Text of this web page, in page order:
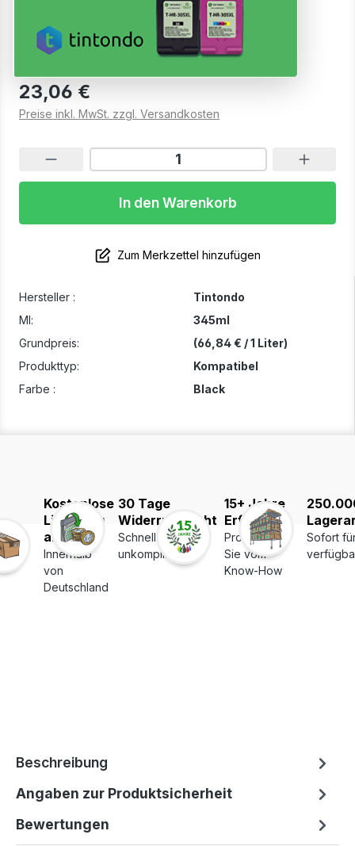
Hersteller :
Tintondo
Ml:
345ml
Grundpreis:
(66,84 € / 1 Liter)
Produkttyp:
Kompatibel
Farbe :
Black
32XL BKCMY 4er Set
Sofort verfügbar, Lieferzeit: 1-2 Werktage
23,06 €
Preise inkl. MwSt. zzgl. Versandkosten
In den Warenkorb
Zum Merkzettel hinzufügen
Kostenlose
Lieferung
ab 39€
Innerhalb
von
Deutschland
30 Tage
Widerrufsrecht
Schnell und
unkompliziert
15+ Jahre
Erfahrung
Profitieren
Sie vom
Know-How
Sofort
Beschreibung
Angaben zur Produktsicherheit
Bewertungen